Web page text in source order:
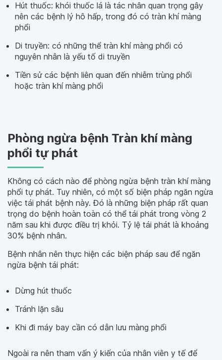
Hút thuốc: khói thuốc lá là tác nhân quan trọng gây
nên các bệnh lý hô hấp, trong đó có tràn khí màng
phổi
Di truyền: có những thể tràn khí màng phổi có
nguyên nhân là yếu tố di truyền
Tiền sử các bệnh liên quan đến nhiễm trùng phổi
hoặc tràn khí màng phổi
Phòng ngừa bệnh Tràn khí màng
phổi tự phát
Không có cách nào để phòng ngừa bệnh tràn khí màng
phổi tự phát. Tuy nhiên, có một số biện pháp ngăn ngừa
việc tái phát bệnh này. Đó là những biện pháp rất quan
trọng do bệnh hoàn toàn có thể tái phát trong vòng 2
năm sau khi được điều trị khỏi. Tỷ lệ tái phát là khoảng
30% bệnh nhân.
Bệnh nhân nên thực hiện các biện pháp sau để ngăn
ngừa bệnh tái phát:
Dừng hút thuốc
Tránh lặn sâu
Khi đi máy bay cần có dẫn lưu màng phổi
Ngoài ra nên tham vấn ý kiến của nhân viên y tế để